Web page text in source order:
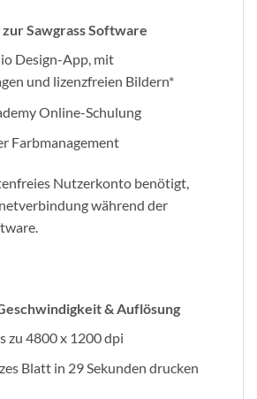
Sawgrass Software
Design-App, mit
und lizenzfreien Bildern*
Online-Schulung
Farbmanagement
Nutzerkonto benötigt,
während der
& Auflösung
zu 4800 x 1200 dpi
Blatt in 29 Sekunden drucken